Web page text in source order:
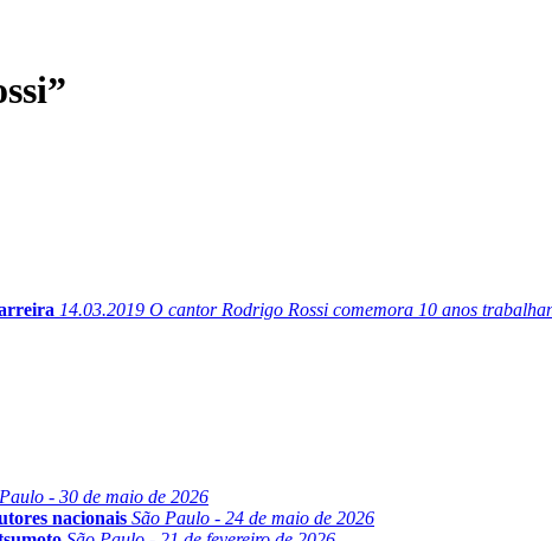
14.03.2019 O cantor Rodrigo Rossi comemora 10 anos
- 30 de maio de 2026
nacionais São Paulo - 24 de maio de 2026